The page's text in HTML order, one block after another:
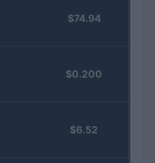
$74.94
$0.200
$6.52